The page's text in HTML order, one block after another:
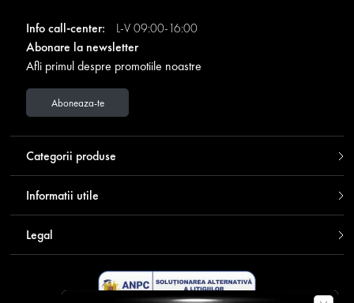
Info call-center:
L-V 09:00-16:00
Abonare la newsletter
Afli primul despre promotiile noastre
Aboneaza-te
Categorii produse
Informatii utile
Legal